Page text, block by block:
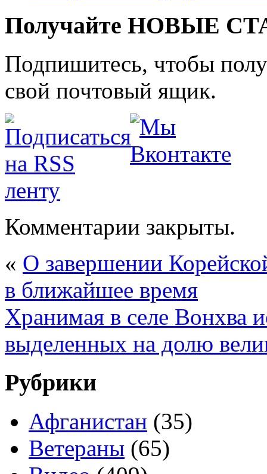
Получайте НОВЫЕ
Подпишитесь, чтобы
свой почтовый ящик.
Комментарии закрыты.
« О завершении
в ближайшее время
Хранимая в селе Вонхва
выделенных на долю
Рубрики
Афганистан (35)
Ветераны (65)